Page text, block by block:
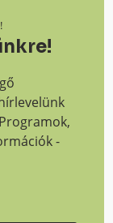
-